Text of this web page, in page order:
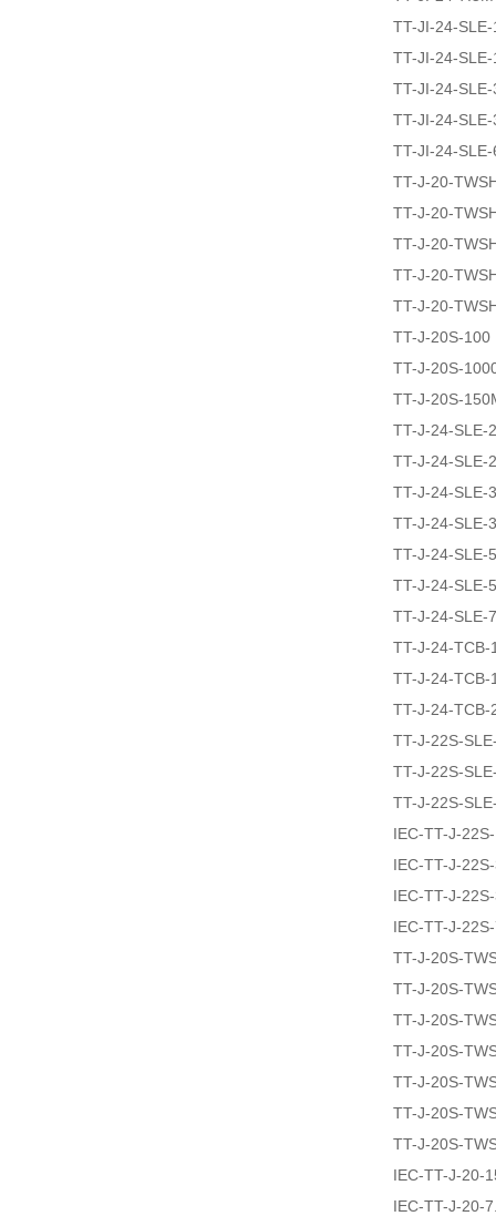
TT-JI-24-
TT-JI-24-
TT-JI-24-
TT-JI-24-
TT-JI-24-
TT-J-20-
TT-J-20-
TT-J-20-
TT-J-20-
TT-J-20-
TT-J-20S-100
TT-J-20S-
TT-J-20S-
TT-J-24-SLE-
TT-J-24-SLE-
TT-J-24-SLE-
TT-J-24-SLE-
TT-J-24-SLE-
TT-J-24-SLE-
TT-J-24-SLE-
TT-J-24-TCB-
TT-J-24-TCB-
TT-J-24-TCB-
TT-J-22S-
TT-J-22S-
TT-J-22S-
IEC-TT-J-
IEC-TT-J-
IEC-TT-J-
IEC-TT-J-
TT-J-20S-
TT-J-20S-
TT-J-20S-
TT-J-20S-
TT-J-20S-
TT-J-20S-
TT-J-20S-
IEC-TT-J-20-
IEC-TT-J-20-